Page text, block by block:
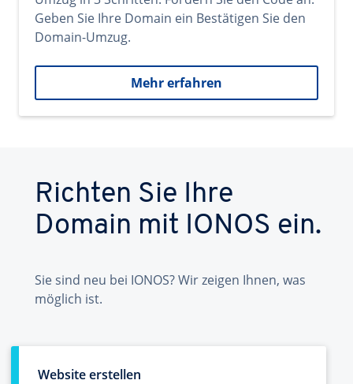
Geben Sie Ihre Domain ein Bestätigen Sie den
Domain-Umzug.
Mehr erfahren
Richten Sie Ihre
Domain mit IONOS ein.
Sie sind neu bei IONOS? Wir zeigen Ihnen, was
möglich ist.
Website erstellen